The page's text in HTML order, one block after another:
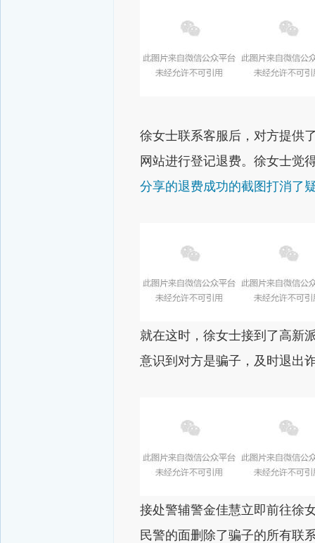
徐女士联系客服后， 对方提供
网站进行登记退费。 徐女士觉
分享的退费成功的截图打消了
就在这时， 徐女士接到了高新
意识到对方是骗子， 及时退出
接处警辅警金佳慧立即前往徐
民警的面删除了骗子的所有联